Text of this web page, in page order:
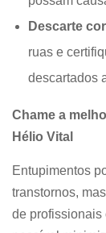
Descarte
ruas e
descartados
Chame a
Hélio Vital
Entupimentos
transtornos,
de profissionais